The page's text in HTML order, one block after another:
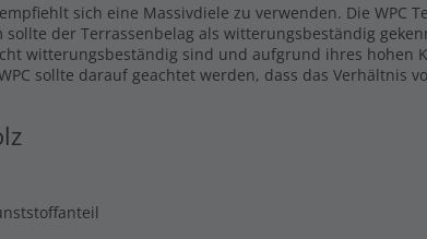
sich eine Massivdiele zu verwenden. Die WPC
der Terrassenbelag als witterungsbeständig
witterungsbeständig sind und aufgrund ihres hohen
sollte darauf geachtet werden, dass das Verhältnis